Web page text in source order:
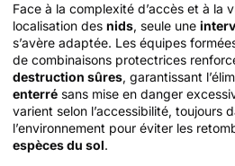
Face à la complexité d’accès et à la
localisation des nids, seule une
s’avère adaptée. Les équipes
de combinaisons protectrices
destruction sûres, garantissant
enterré sans mise en danger
varient selon l’accessibilité, toujours
l’environnement pour éviter les
espèces du sol.